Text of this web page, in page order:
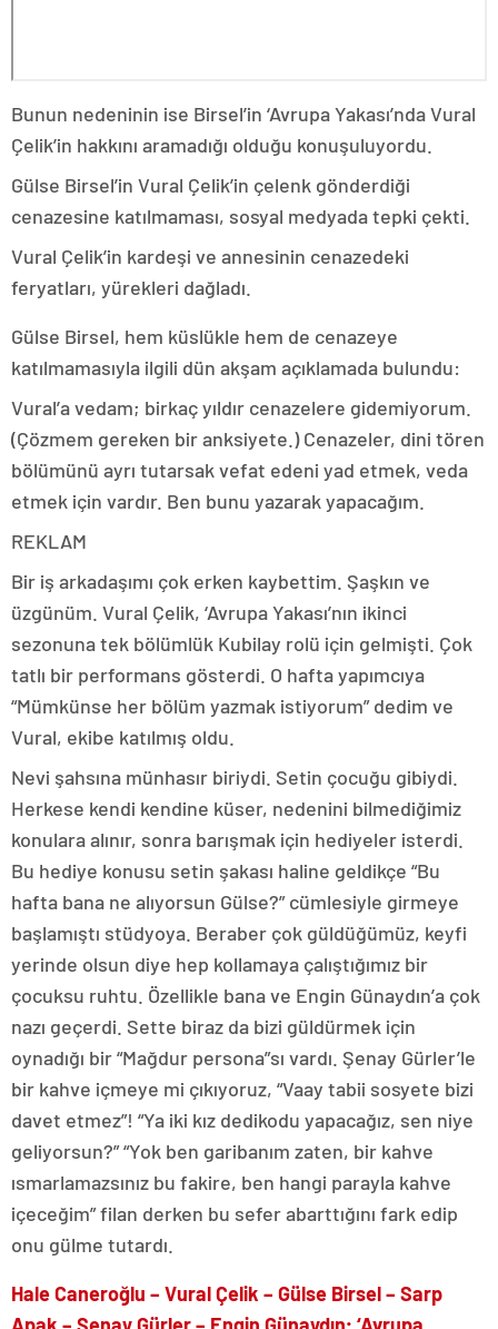
Bunun nedeninin ise Birsel’in ‘Avrupa Yakası’nda Vural
Çelik’in hakkını aramadığı olduğu konuşuluyordu.
Gülse Birsel’in Vural Çelik’in çelenk gönderdiği
cenazesine katılmaması, sosyal medyada tepki çekti.
Vural Çelik’in kardeşi ve annesinin cenazedeki
feryatları, yürekleri dağladı.
Gülse Birsel, hem küslükle hem de cenazeye
katılmamasıyla ilgili dün akşam açıklamada bulundu:
Vural’a vedam; birkaç yıldır cenazelere gidemiyorum.
(Çözmem gereken bir anksiyete.) Cenazeler, dini tören
bölümünü ayrı tutarsak vefat edeni yad etmek, veda
etmek için vardır. Ben bunu yazarak yapacağım.
REKLAM
Bir iş arkadaşımı çok erken kaybettim. Şaşkın ve
üzgünüm. Vural Çelik, ‘Avrupa Yakası’nın ikinci
sezonuna tek bölümlük Kubilay rolü için gelmişti. Çok
tatlı bir performans gösterdi. O hafta yapımcıya
“Mümkünse her bölüm yazmak istiyorum” dedim ve
Vural, ekibe katılmış oldu.
Nevi şahsına münhasır biriydi. Setin çocuğu gibiydi.
Herkese kendi kendine küser, nedenini bilmediğimiz
konulara alınır, sonra barışmak için hediyeler isterdi.
Bu hediye konusu setin şakası haline geldikçe “Bu
hafta bana ne alıyorsun Gülse?” cümlesiyle girmeye
başlamıştı stüdyoya. Beraber çok güldüğümüz, keyfi
yerinde olsun diye hep kollamaya çalıştığımız bir
çocuksu ruhtu. Özellikle bana ve Engin Günaydın’a çok
nazı geçerdi. Sette biraz da bizi güldürmek için
oynadığı bir “Mağdur persona”sı vardı. Şenay Gürler’le
bir kahve içmeye mi çıkıyoruz, “Vaay tabii sosyete bizi
davet etmez”! “Ya iki kız dedikodu yapacağız, sen niye
geliyorsun?” “Yok ben garibanım zaten, bir kahve
ısmarlamazsınız bu fakire, ben hangi parayla kahve
içeceğim” filan derken bu sefer abarttığını fark edip
onu gülme tutardı.
Hale Caneroğlu – Vural Çelik – Gülse Birsel – Sarp